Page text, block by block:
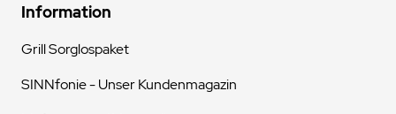
Information
Grill Sorglospaket
SINNfonie - Unser Kundenmagazin